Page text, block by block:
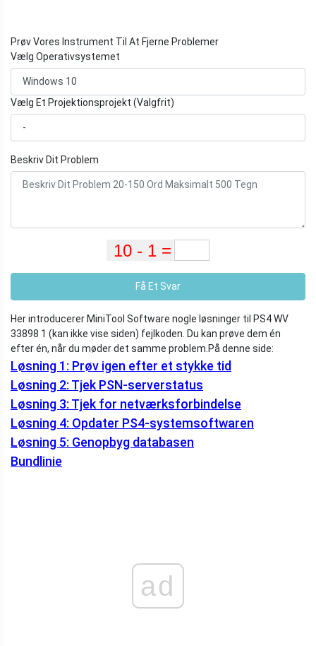
Prøv Vores Instrument Til At Fjerne Problemer
Vælg Operativsystemet
Vælg Et Projektionsprojekt (Valgfrit)
Beskriv Dit Problem
Få Et Svar
Her introducerer MiniTool Software nogle løsninger til PS4 WV
33898 1 (kan ikke vise siden) fejlkoden. Du kan prøve dem én
efter én, når du møder det samme problem. På denne side:
Løsning 1: Prøv igen efter et stykke tid
Løsning 2: Tjek PSN-serverstatus
Løsning 3: Tjek for netværksforbindelse
Løsning 4: Opdater PS4-systemsoftwaren
Løsning 5: Genopbyg databasen
Bundlinie
ad